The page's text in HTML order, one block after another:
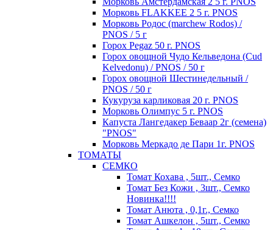
Морковь FLAKKEE 2 5 г. PNOS
Морковь Родос (marchew Rodos) /
PNOS / 5 г
Горох Pegaz 50 г. PNOS
Горох овощной Чудо Кельведона (Cud
Kelvedonu) / PNOS / 50 г
Горох овощной Шестинедельный /
PNOS / 50 г
Кукуруза карликовая 20 г. PNOS
Морковь Олимпус 5 г. PNOS
Капуста Лангедакер Беваар 2г (семена)
"PNOS"
Морковь Меркадо де Пари 1г. PNOS
ТОМАТЫ
СЕМКО
Томат Кохава , 5шт., Семко
Томат Без Кожи , 3шт., Семко
Новинка!!!!
Томат Анюта , 0,1г., Семко
Томат Ашкелон , 5шт., Семко